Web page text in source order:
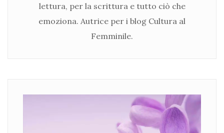
lettura, per la scrittura e tutto ciò che
emoziona. Autrice per i blog Cultura al
Femminile.